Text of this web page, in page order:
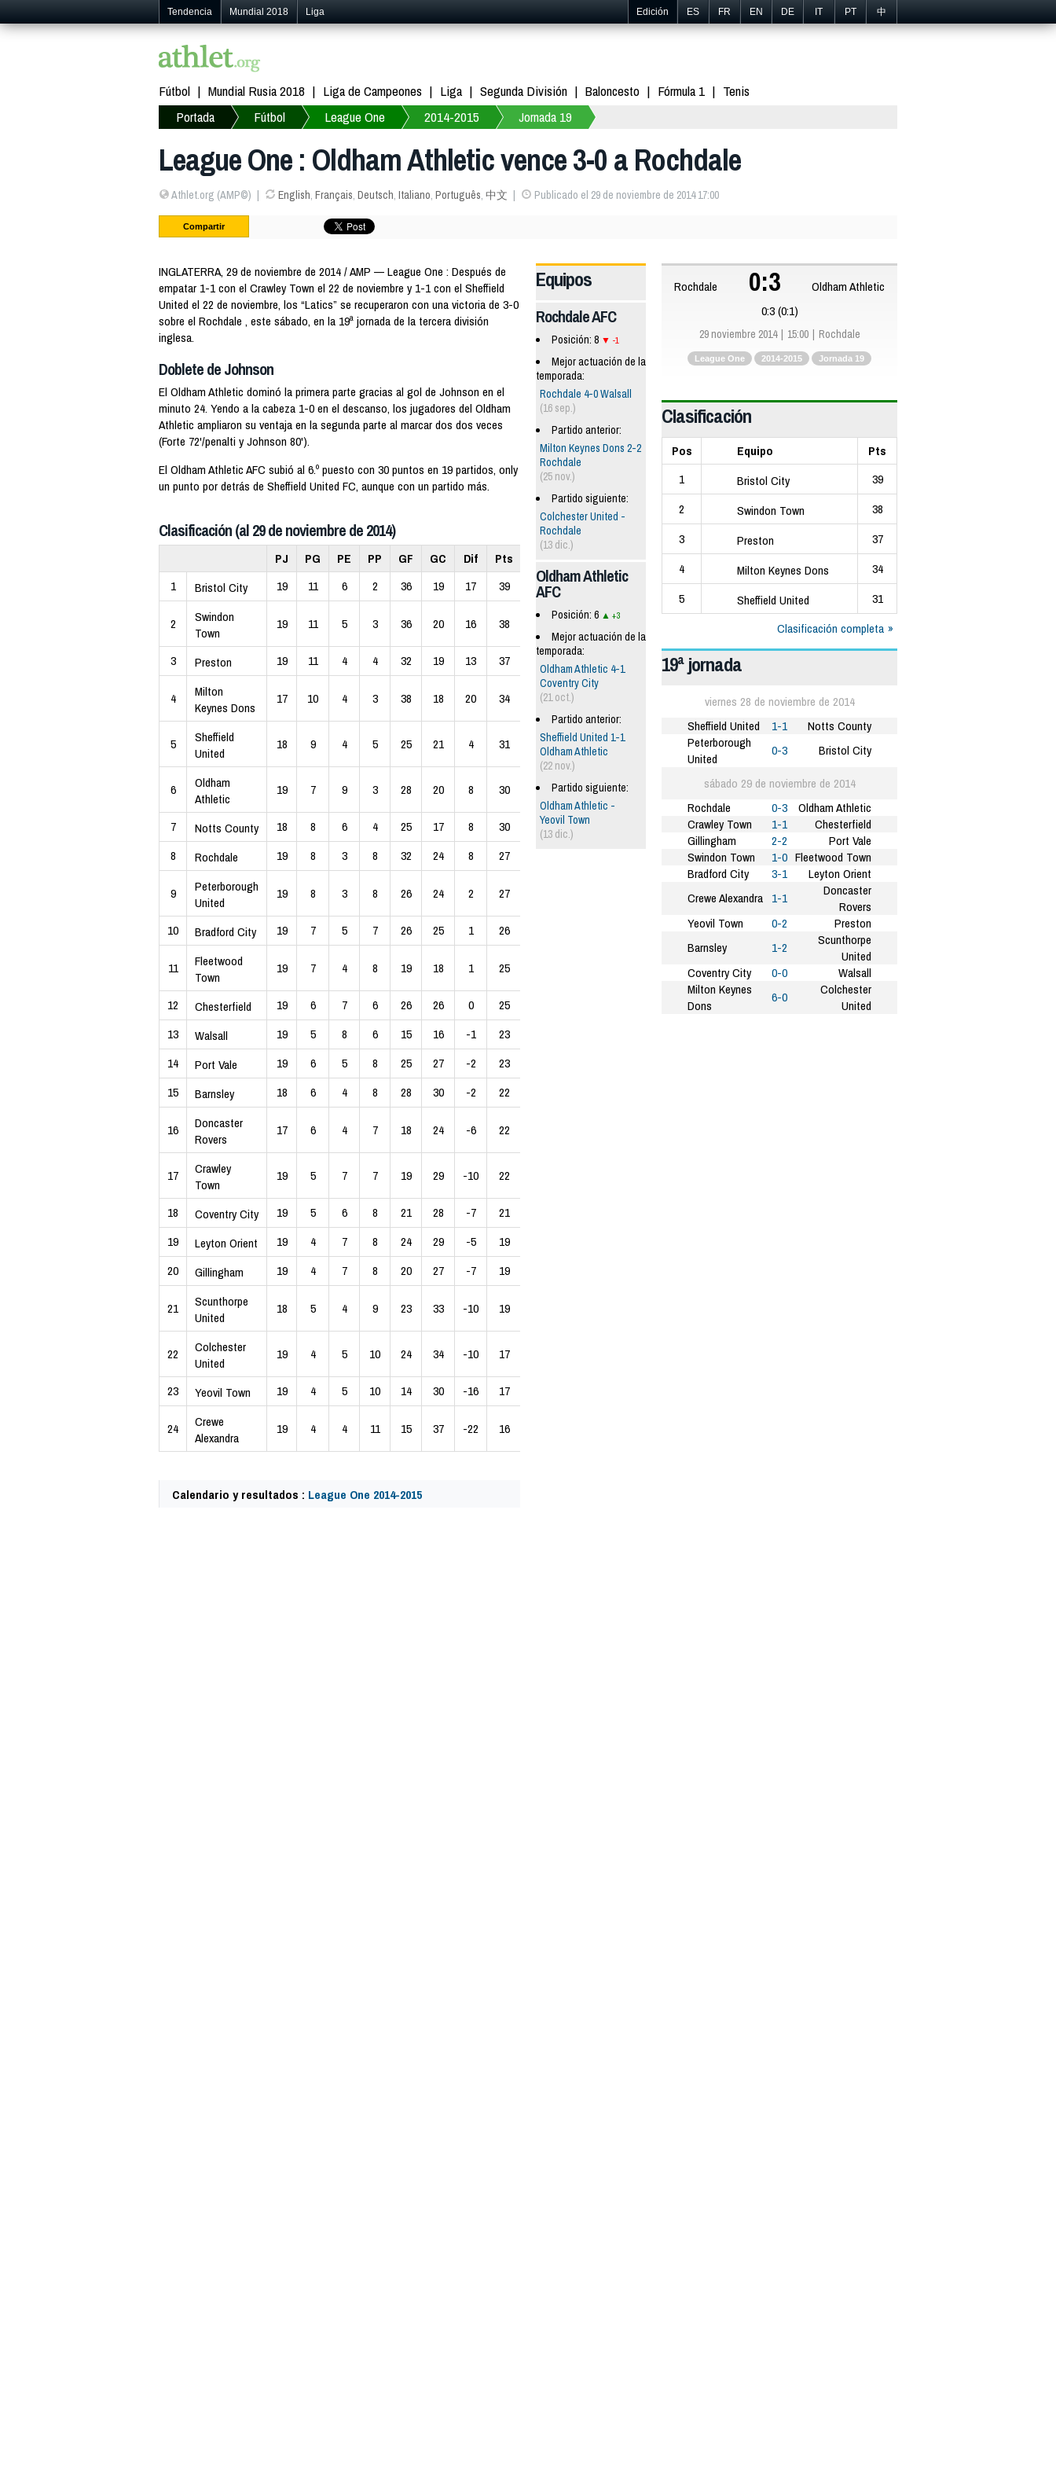
Tendencia Mundial 2018 Liga Edición ES FR EN DE IT PT 中
Fútbol Mundial Rusia 2018 Liga de Campeones Liga Segunda División Baloncesto Fórmula 1
Tenis
Portada
Fútbol League One 2014-2015 Jornada 19
League One : Oldham Athletic vence 3-0 a Rochdale
Athlet.org (AMP©) English, Français, Deutsch, Italiano, Português, 中文 Publicado el 29 de noviembre de 2014 17:00
Compartir
INGLATERRA, 29 de noviembre de 2014 / AMP — League One : Después de
empatar 1-1 con el Crawley Town el 22 de noviembre y 1-1 con el Sheffield
United el 22 de noviembre, los “Latics” se recuperaron con una victoria de 3-0
sobre el Rochdale , este sábado, en la 19ª jornada de la tercera división
inglesa.
Doblete de Johnson
El Oldham Athletic dominó la primera parte gracias al gol de Johnson en el
minuto 24. Yendo a la cabeza 1-0 en el descanso, los jugadores del Oldham
Athletic ampliaron su ventaja en la segunda parte al marcar dos dos veces
(Forte 72'/penalti y Johnson 80').
El Oldham Athletic AFC subió al 6.º puesto con 30 puntos en 19 partidos, only
un punto por detrás de Sheffield United FC, aunque con un partido más.
Clasificación (al 29 de noviembre de 2014)
PJ PG PE PP GF GC Dif
Pts
1
Bristol City 19 11 6 2 36 19 17 39
2
Swindon
Town
19 11 5 3 36 20 16 38
3 Preston 19 11 4 4 32 19 13 37
4
Milton
Keynes Dons
17 10 4 3 38 18 20 34
5
Sheffield
United
18 9 4 5 25 21 4 31
6
Oldham
Athletic
19 7 9 3 28 20 8 30
7 Notts County 18 8 6 4 25 17 8
30
8
Rochdale 19 8 3 8 32 24 8 27
9
Peterborough
United
19 8 3 8 26 24 2 27
10 Bradford City 19 7 5 7 26 25 1 26
11
Fleetwood
Town
19 7 4 8 19 18 1 25
12 Chesterfield 19 6 7 6 26 26 0
25
13
Walsall 19 5 8 6 15 16 -1
23
14
Port Vale 19 6 5 8 25 27 -2
23
15
Barnsley 18 6 4 8 28 30 -2 22
16
Doncaster
Rovers
17 6 4 7 18 24 -6 22
17
Crawley
Town
19 5 7 7 19 29 -10 22
18 Coventry City 19 5 6 8 21 28 -7
21
19
Leyton Orient 19 4 7 8 24 29 -5
19
20
Gillingham 19 4 7 8 20 27 -7 19
21
Scunthorpe
United
18 5 4 9 23 33 -10 19
22
Colchester
United
19 4 5 10 24 34 -10 17
23 Yeovil Town 19 4 5 10 14 30 -16 17
24
Crewe
Alexandra
19 4 4 11 15 37 -22 16
Calendario y resultados : League One 2014-2015
Equipos
Rochdale AFC
Posición: 8 -1
Mejor actuación de la
temporada:
Rochdale 4-0 Walsall
(16 sep.)
Partido anterior:
Milton Keynes Dons 2-2
Rochdale
(25 nov.)
Partido siguiente:
Colchester United -
Rochdale
(13 dic.)
Oldham Athletic
AFC
Posición: 6 +3
Mejor actuación de la
temporada:
Oldham Athletic 4-1
Coventry City
(21 oct.)
Partido anterior:
Sheffield United 1-1
Oldham Athletic
(22 nov.)
Partido siguiente:
Oldham Athletic -
Yeovil Town
(13 dic.)
Rochdale 0:3
Oldham Athletic
0:3 (0:1)
29 noviembre 2014 15:00 Rochdale
League One 2014-2015 Jornada 19
Clasificación
Pos Equipo
Pts
1
Bristol City
39
2
Swindon Town
38
3
Preston
37
4
Milton Keynes Dons
34
5
Sheffield United
31
Clasificación completa
19ª jornada
viernes 28 de noviembre de 2014
Sheffield United
1-1
Notts County
Peterborough
United
0-3
Bristol City
sábado 29 de noviembre de 2014
Rochdale
0-3
Oldham Athletic
Crawley Town
1-1
Chesterfield
Gillingham
2-2
Port Vale
Swindon Town
1-0 Fleetwood Town
Bradford City
3-1
Leyton Orient
Crewe Alexandra 1-1
Doncaster
Rovers
Yeovil Town
0-2
Preston
Barnsley
1-2
Scunthorpe
United
Coventry City
0-0
Walsall
Milton Keynes
Dons
6-0
Colchester
United